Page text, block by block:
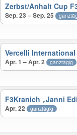
Zerbst/Anhalt Cup
Sep. 23 – Sep. 25
Vercelli
Apr. 1 – Apr. 2 ganztägig
F3Kranich „Janni
Apr. 22 ganztägig